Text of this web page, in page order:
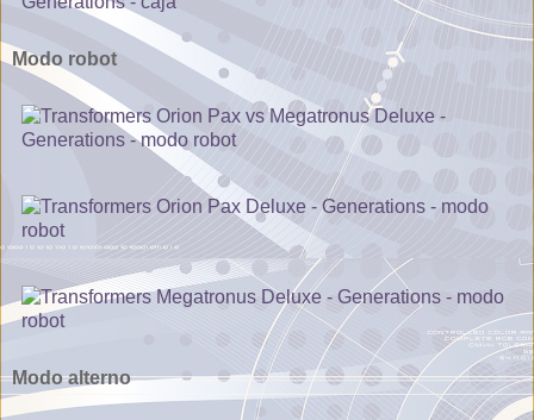
Modo robot
Modo alterno